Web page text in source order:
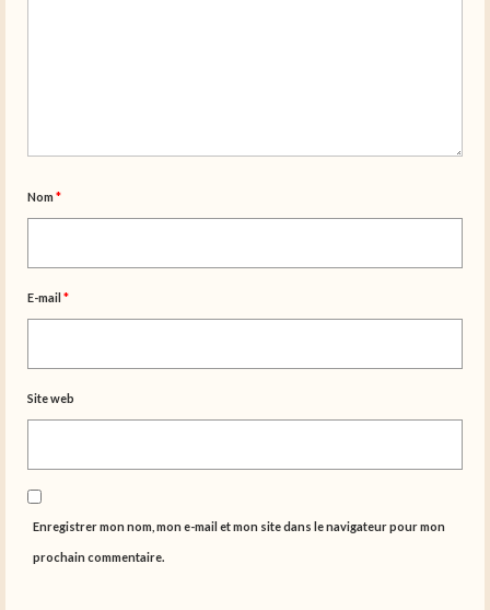
Nom *
E-mail *
Site web
Enregistrer mon nom, mon e-mail et mon site dans le navigateur pour mon
prochain commentaire.